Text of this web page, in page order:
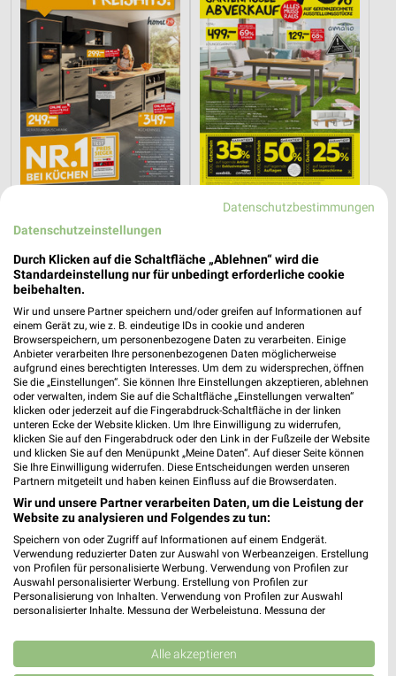
Küchen Preishits!
59,6 km
XXXLutz
59,6 km
Wohnideen so individuell wie du!
Gültig bis Fr. 14.08.
XXXLutz
59,6 km
Musterring
Gültig bis Fr. 14.08.
Datenschutzbestimmungen
Datenschutzeinstellungen
Durch Klicken auf die Schaltfläche „Ablehnen“ wird die
Standardeinstellung nur für unbedingt erforderliche cookie
beibehalten.
Wir und unsere Partner speichern und/oder greifen auf Informationen auf
einem Gerät zu, wie z. B. eindeutige IDs in cookie und anderen
Browserspeichern, um personenbezogene Daten zu verarbeiten. Einige
Anbieter verarbeiten Ihre personenbezogenen Daten möglicherweise
aufgrund eines berechtigten Interesses. Um dem zu widersprechen, öffnen
Sie die „Einstellungen“. Sie können Ihre Einstellungen akzeptieren, ablehnen
oder verwalten, indem Sie auf die Schaltfläche „Einstellungen verwalten“
klicken oder jederzeit auf die Fingerabdruck-Schaltfläche in der linken
unteren Ecke der Website klicken. Um Ihre Einwilligung zu widerrufen,
klicken Sie auf den Fingerabdruck oder den Link in der Fußzeile der Website
und klicken Sie auf den Menüpunkt „Meine Daten“. Auf dieser Seite können
Sie Ihre Einwilligung widerrufen. Diese Entscheidungen werden unseren
Partnern mitgeteilt und haben keinen Einfluss auf die Browserdaten.
Wir und unsere Partner verarbeiten Daten, um die Leistung der
Website zu analysieren und Folgendes zu tun:
Speichern von oder Zugriff auf Informationen auf einem Endgerät.
Verwendung reduzierter Daten zur Auswahl von Werbeanzeigen. Erstellung
von Profilen für personalisierte Werbung. Verwendung von Profilen zur
Auswahl personalisierter Werbung. Erstellung von Profilen zur
Personalisierung von Inhalten. Verwendung von Profilen zur Auswahl
personalisierter Inhalte. Messung der Werbeleistung. Messung der
Kombinationen von Daten aus verschiedenen Quellen. Entwicklung und
Verbesserung der Angebote. Verwendung reduzierter Daten zur Auswahl
von Inhalten.
Alle akzeptieren